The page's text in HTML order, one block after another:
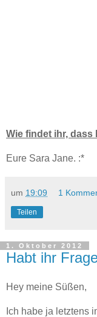
Wie findet ihr, dass
Eure Sara Jane. :*
um 19:09 1
Teilen
1. Oktober 2012
Habt ihr
Hey meine Süßen,
Ich habe ja letztens